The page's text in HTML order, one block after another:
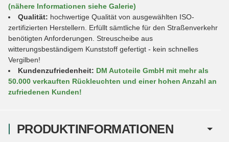
PRODUKTINFORMATIONEN
(nähere Informationen siehe Galerie)
Qualität: hochwertige Qualität von ausgewählten ISO-
zertifizierten Herstellern. Erfüllt sämtliche für den Straßenverkehr
benötigten Anforderungen. Streuscheibe aus
witterungsbeständigem Kunststoff gefertigt - kein schnelles
Vergilben!
Kundenzufriedenheit: DM Autoteile GmbH mit mehr als
50.000 verkauften Rückleuchten und einer hohen Anzahl an
zufriedenen Kunden!